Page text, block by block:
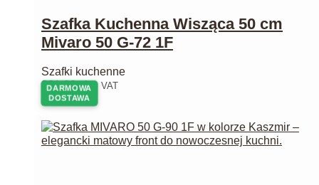
DARMOWA
DOSTAWA
Szafka Kuchenna Wisząca 50 cm
Mivaro 50 G-72 1F
Szafki kuchenne
231,00zł z VAT